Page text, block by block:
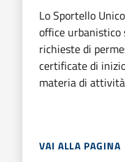
Lo Sportello
office urbanistico
richieste di
certificate di
materia di
VAI ALLA PAGINA